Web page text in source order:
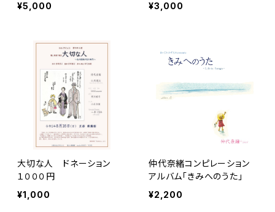
¥5,000
¥3,000
大切な人 ドネーション
１０００円
¥1,000
仲代奈緒コンピレーション
アルバム「きみへのうた」
¥2,200